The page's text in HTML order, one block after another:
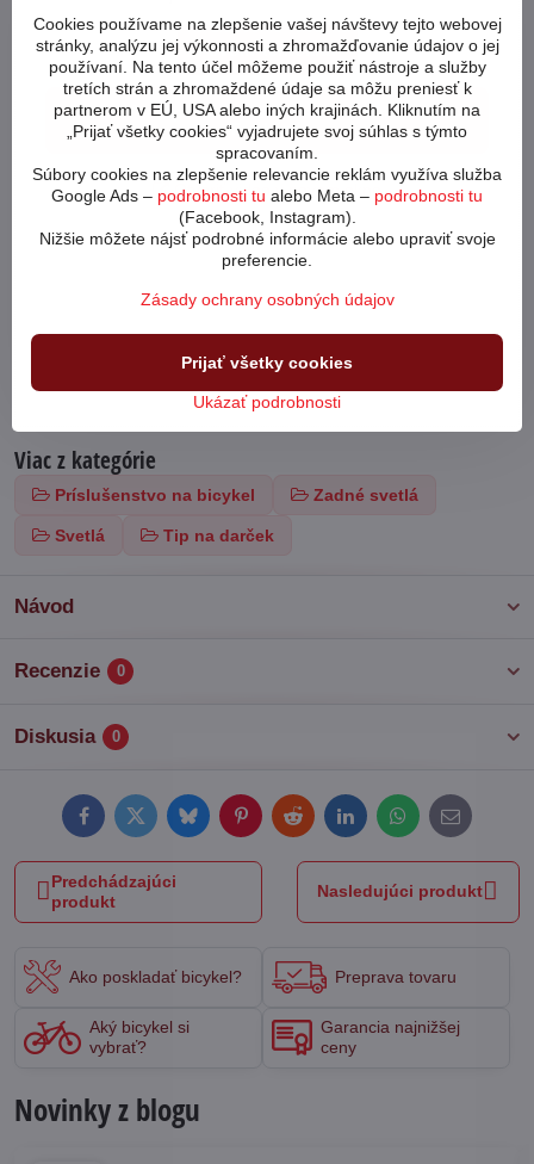
Povoliť tentokrát
Povoliť a zapamätať - súhlas s druhom cookie:
Funkčné
Otvoriť video v novom okne
Viac z kategórie
Príslušenstvo na bicykel Zadné svetlá
Svetlá Tip na darček
Návod
Recenzie 0
Diskusia 0
Novinky z blogu
FacebookTwitterBlueskyPinterestRedditLinkedInWhatsApp
E-
mail
Predchádzajúci
produkt
Nasledujúci produkt
Ako poskladať bicykel? Preprava tovaru
Aký bicykel si
vybrať?
Garancia najnižšej
ceny
Cookies používame na zlepšenie vašej návštevy tejto webovej
stránky, analýzu jej výkonnosti a zhromažďovanie údajov o jej
používaní. Na tento účel môžeme použiť nástroje a služby
tretích strán a zhromaždené údaje sa môžu preniesť k
partnerom v EÚ, USA alebo iných krajinách. Kliknutím na
„Prijať všetky cookies“ vyjadrujete svoj súhlas s týmto
spracovaním.
Súbory cookies na zlepšenie relevancie reklám využíva služba
Google Ads – podrobnosti tu alebo Meta – podrobnosti tu
(Facebook, Instagram).
Nižšie môžete nájsť podrobné informácie alebo upraviť svoje
preferencie.
Zásady ochrany osobných údajov
Ukázať podrobnosti
Prijať všetky cookies